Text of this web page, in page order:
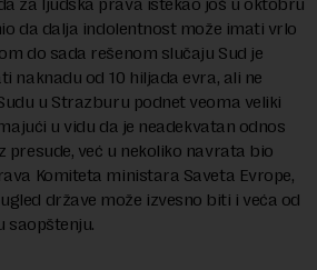
da dalja indolentnost može imati vrlo
do sada rešenom slučaju Sud je
naknadu od 10 hiljada evra, ali ne
u Strazburu podnet veoma veliki
u vidu da je neadekvatan odnos
presude, već u nekoliko navrata bio
Komiteta ministara Saveta Evrope,
države može izvesno biti i veća od
saopštenju.